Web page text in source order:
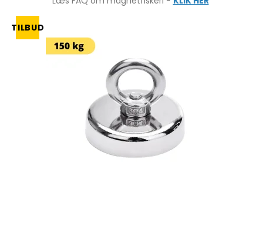
TILBUD